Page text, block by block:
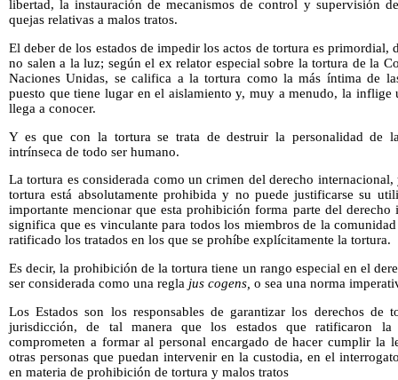
libertad, la instauración de mecanismos de control y supervisión
quejas relativas a malos tratos.
El deber de los estados de impedir los actos de tortura es primordial,
no salen a la luz; según el ex relator especial sobre la tortura de la
Naciones Unidas, se califica a la tortura como la más íntima de
puesto que tiene lugar en el aislamiento y, muy a menudo, la
llega a conocer.
Y es que con la tortura se trata de destruir la personalidad de
intrínseca de todo ser humano.
La tortura es considerada como un crimen del derecho
tortura está absolutamente prohibida y no puede justificarse su
importante mencionar que esta prohibición forma parte del
significa que es vinculante para todos los miembros de la
ratificado los tratados en los que se prohíbe explícitamente la tortura.
Es decir, la prohibición de la tortura tiene un rango especial en el
ser considerada como una regla jus cogens, o sea una norma
Los Estados son los responsables de garantizar los derechos de
jurisdicción, de tal manera que los estados que ratificaron
comprometen a formar al personal encargado de hacer cumplir la
otras personas que puedan intervenir en la custodia, en el
en materia de prohibición de tortura y malos tratos